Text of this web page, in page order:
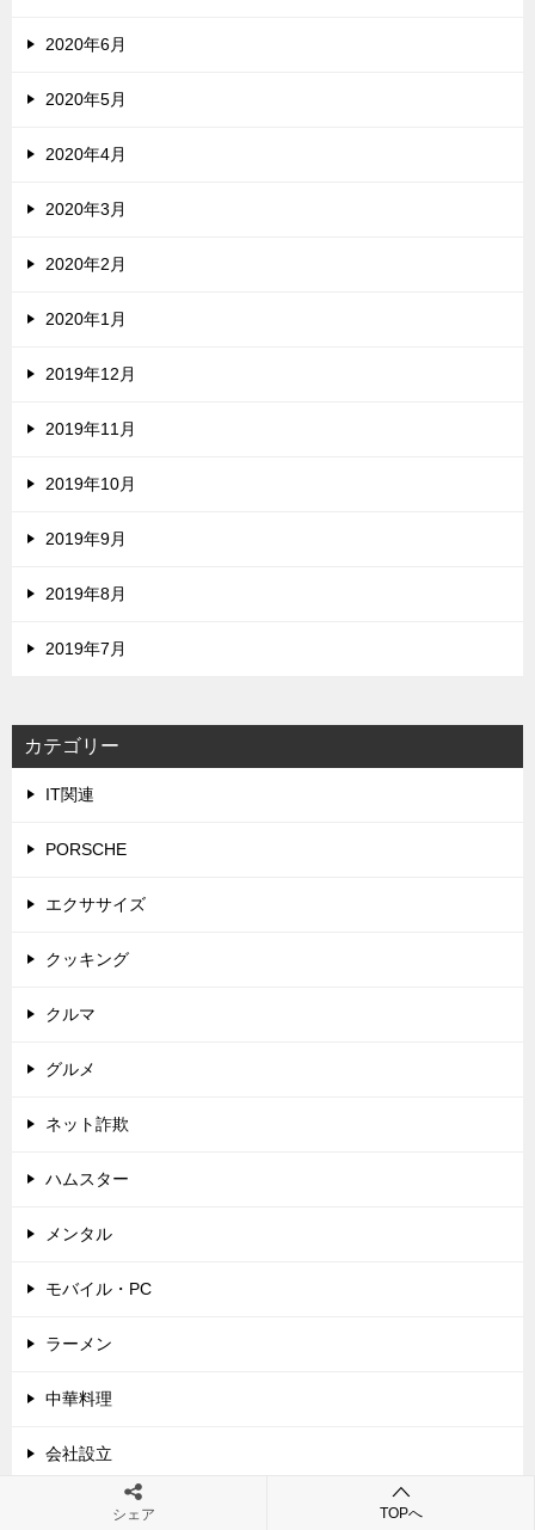
2020年6月
2020年5月
2020年4月
2020年3月
2020年2月
2020年1月
2019年12月
2019年11月
2019年10月
2019年9月
2019年8月
2019年7月
カテゴリー
IT関連
PORSCHE
エクササイズ
クッキング
クルマ
グルメ
ネット詐欺
ハムスター
メンタル
モバイル・PC
ラーメン
中華料理
会社設立
シェア TOPへ